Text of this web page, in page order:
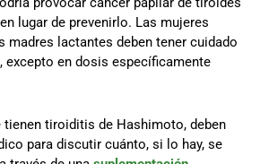
lugar de prevenirlo. Las mujeres
madres lactantes deben tener cuidado
excepto en dosis específicamente
tienen tiroiditis de Hashimoto, deben
para discutir cuánto, si lo hay, se